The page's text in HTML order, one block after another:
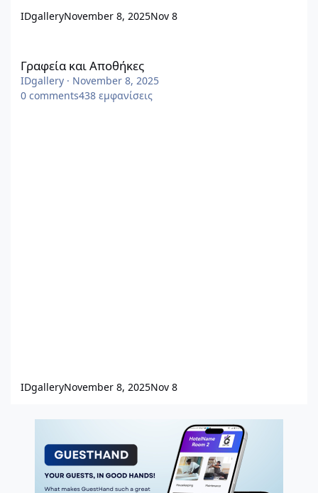
IDgalleryNovember 8, 2025Nov 8
Γραφεία και Αποθήκες
IDgallery · November 8, 2025
0 comments438 εμφανίσεις
IDgalleryNovember 8, 2025Nov 8